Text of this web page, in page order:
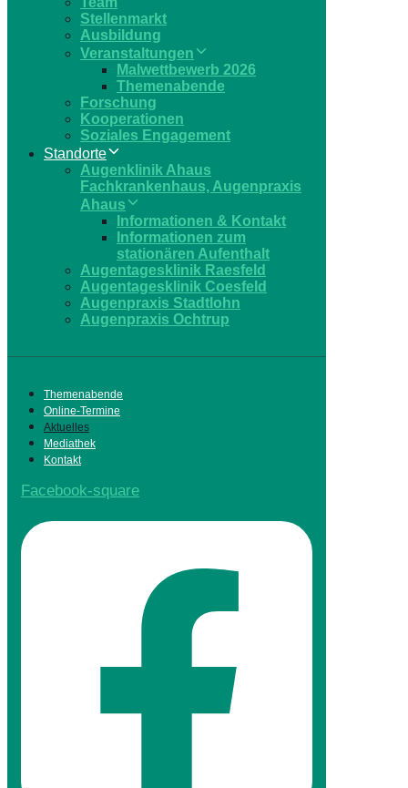
Stellenmarkt
Ausbildung
Veranstaltungen
Malwettbewerb 2026
Themenabende
Forschung
Kooperationen
Soziales Engagement
Standorte
Augenklinik Ahaus
Fachkrankenhaus, Augenpraxis
Ahaus
Informationen & Kontakt
Informationen zum
stationären Aufenthalt
Augentagesklinik Raesfeld
Augentagesklinik Coesfeld
Augenpraxis Stadtlohn
Augenpraxis Ochtrup
Themenabende
Online-Termine
Aktuelles
Mediathek
Kontakt
Facebook-square